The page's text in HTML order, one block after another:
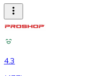
4.3